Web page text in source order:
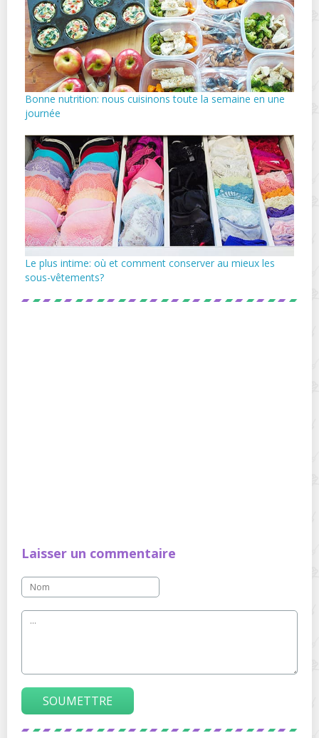
Bonne nutrition: nous cuisinons toute la semaine en une
journée
Le plus intime: où et comment conserver au mieux les
sous-vêtements?
Laisser un commentaire
SOUMETTRE